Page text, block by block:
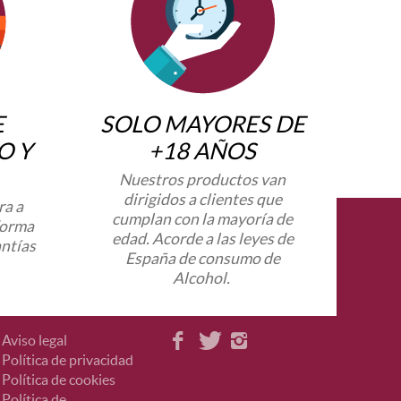
Y
a
SOLO MAYORES DE
+18 AÑOS
Nuestros productos van
dirigidos a clientes que
cumplan con la mayoría de
edad. Acorde a las leyes de
España de consumo de
Alcohol.
Aviso legal
Política de privacidad
Política de cookies